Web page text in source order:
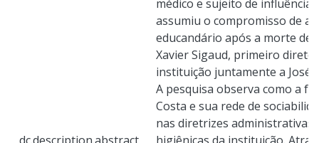
médico e sujeito de influência
assumiu o compromisso de
educandário após a morte de
Xavier Sigaud, primeiro
instituição juntamente a José
A pesquisa observa como a
Costa e sua rede de
nas diretrizes